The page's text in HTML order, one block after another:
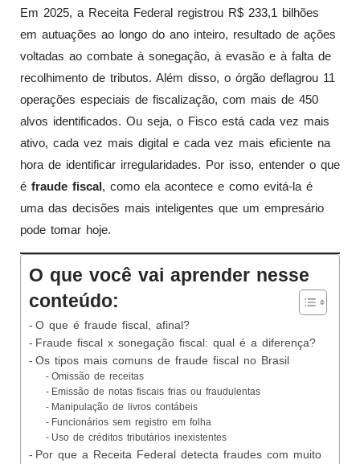
Em 2025, a Receita Federal registrou R$ 233,1 bilhões
em autuações ao longo do ano inteiro, resultado de ações
voltadas ao combate à sonegação, à evasão e à falta de
recolhimento de tributos. Além disso, o órgão deflagrou 11
operações especiais de fiscalização, com mais de 450
alvos identificados. Ou seja, o Fisco está cada vez mais
ativo, cada vez mais digital e cada vez mais eficiente na
hora de identificar irregularidades. Por isso, entender o que
é fraude fiscal, como ela acontece e como evitá-la é
uma das decisões mais inteligentes que um empresário
pode tomar hoje.
O que você vai aprender nesse
conteúdo:
O que é fraude fiscal, afinal?
Fraude fiscal x sonegação fiscal: qual é a diferença?
Os tipos mais comuns de fraude fiscal no Brasil
Omissão de receitas
Emissão de notas fiscais frias ou fraudulentas
Manipulação de livros contábeis
Funcionários sem registro em folha
Uso de créditos tributários inexistentes
Por que a Receita Federal detecta fraudes com muito